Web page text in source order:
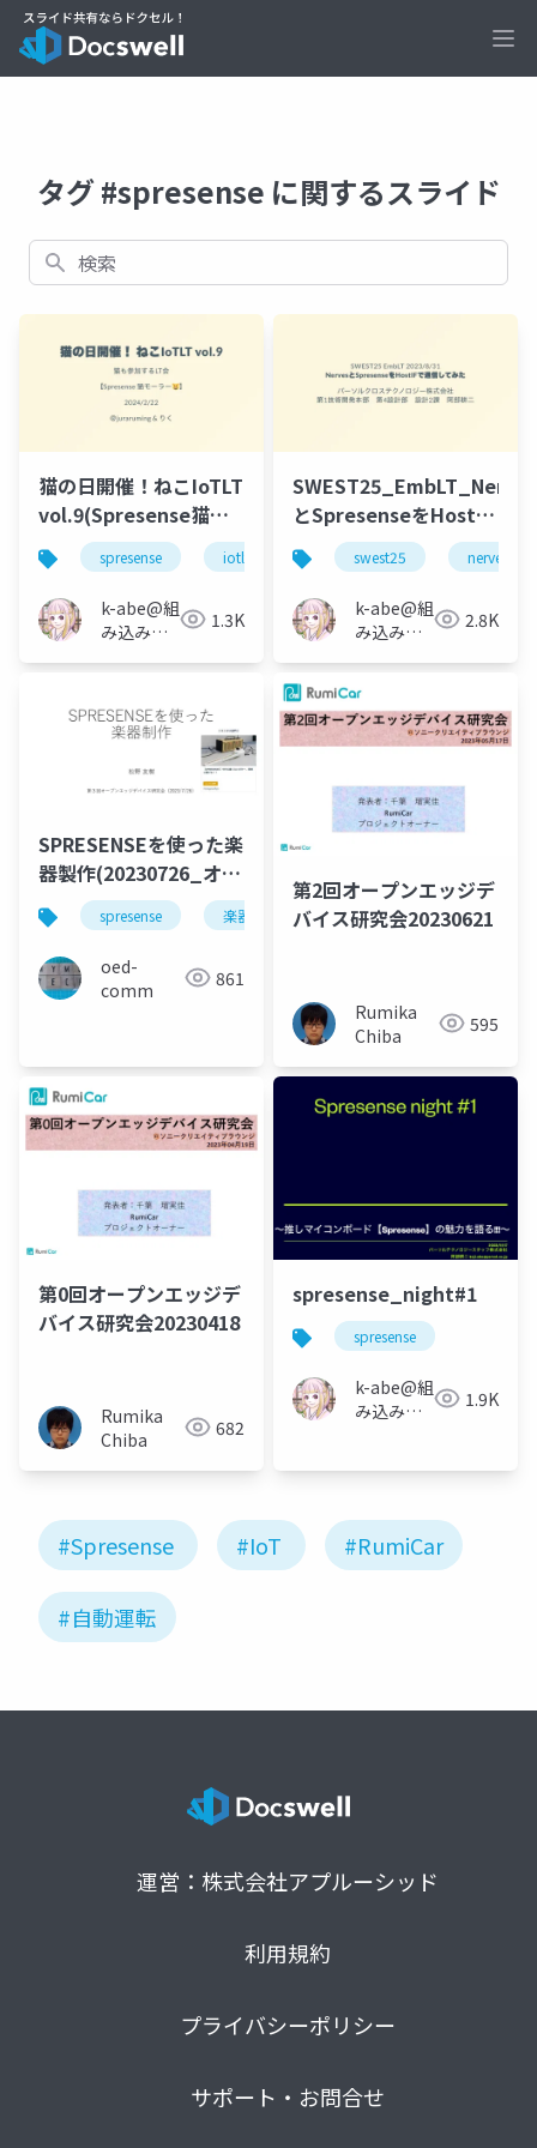
タグ #spresense に関するスライド
検索
猫の日開催！ねこIoTLT
vol.9(Spresense猫モ
ーラー)spresense iotlt ros
k-abe@組
み込みソ
1.3K
SWEST25_EmbLT_Nerves
とSpresenseをHostIF
で通信してみた
swest25 nerves
k-abe@組
み込みソ
2.8K
SPRESENSEを使った楽
器製作(20230726_オー
プンエッジデバイス研
究会)
spresense 楽器制作 ゆる楽器 オープンエ
oed-
comm
861
第2回オープンエッジデ
バイス研究会20230621
Rumika
Chiba
595
第0回オープンエッジデ
バイス研究会20230418
Rumika
Chiba
682
spresense_night#1
spresense
k-abe@組
み込みソ
1.9K
#Spresense #IoT #RumiCar
#自動運転
運営：株式会社アプルーシッド
利用規約
プライバシーポリシー
サポート・お問合せ